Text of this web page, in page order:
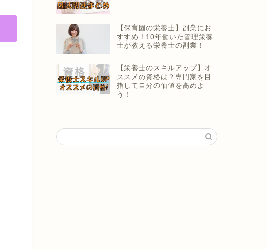
【保育園の栄養士】副業にお
すすめ！10年働いた管理栄養
士が教える栄養士の副業！
【栄養士のスキルアップ】オ
ススメの資格は？専門家を目
指して自分の価値を高めよ
う！